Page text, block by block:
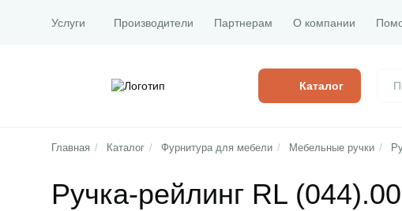
Услуги Производители Партнерам О компании
Каталог
Главная / Каталог / Фурнитура для мебели / Мебельные ручки /
Ручка-рейлинг RL